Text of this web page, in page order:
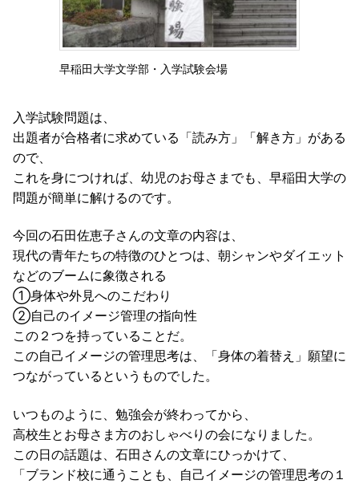
早稲田大学文学部・入学試験会場
入学試験問題は、
出題者が合格者に求めている「読み方」「解き方」がある
ので、
これを身につければ、幼児のお母さまでも、早稲田大学の
問題が簡単に解けるのです。
今回の石田佐恵子さんの文章の内容は、
現代の青年たちの特徴のひとつは、朝シャンやダイエット
などのブームに象徴される
①身体や外見へのこだわり
②自己のイメージ管理の指向性
この２つを持っていることだ。
この自己イメージの管理思考は、「身体の着替え」願望に
つながっているというものでした。
いつものように、勉強会が終わってから、
高校生とお母さま方のおしゃべりの会になりました。
この日の話題は、石田さんの文章にひっかけて、
「ブランド校に通うことも、自己イメージの管理思考の１